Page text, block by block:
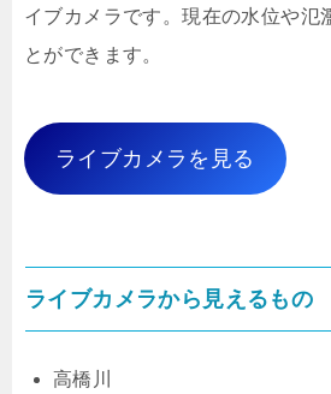
イブカメラです。現在の水位や氾
とができます。
ライブカメラを見る
ライブカメラから見えるもの
高橋川